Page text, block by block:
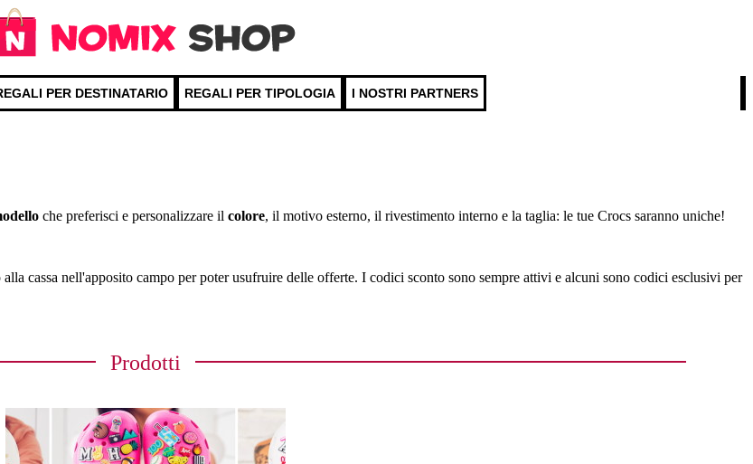
PER DESTINATARIO REGALI PER TIPOLOGIA I NOSTRI PARTNERS
che preferisci e personalizzare il colore, il motivo esterno, il rivestimento interno e la taglia: le tue Crocs saranno uniche!
cassa nell'apposito campo per poter usufruire delle offerte. I codici sconto sono sempre attivi e alcuni sono codici esclusivi per
Prodotti